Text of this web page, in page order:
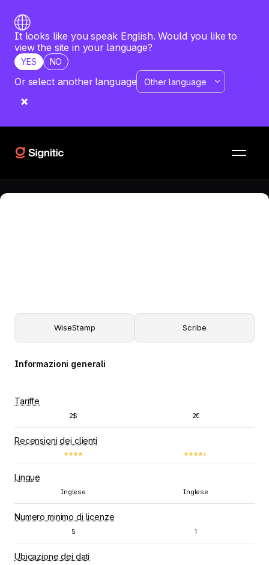
It looks like you speak English. Would you like to
view the site in your language?
YES NO
Or select another language
WiseStamp Scribe
Informazioni generali
Tariffe
2$ 2€
Recensioni dei clienti
Lingue
Inglese Inglese
Numero minimo di licenze
5 1
Ubicazione dei dati